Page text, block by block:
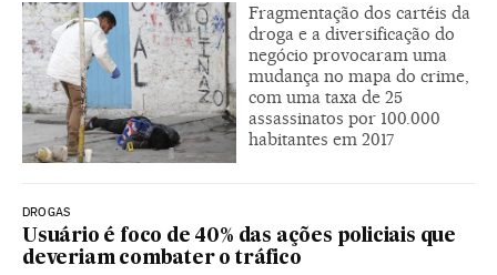
Fragmentação dos cartéis da
droga e a diversificação do
negócio provocaram uma
mudança no mapa do crime,
com uma taxa de 25
assassinatos por 100.000
habitantes em 2017
DROGAS
Usuário é foco de 40% das ações policiais que
deveriam combater o tráfico